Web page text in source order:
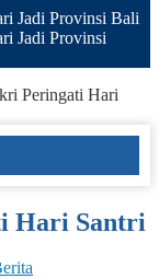
Jadi Provinsi Bali
Jadi Provinsi
Peringati Hari
Hari Santri